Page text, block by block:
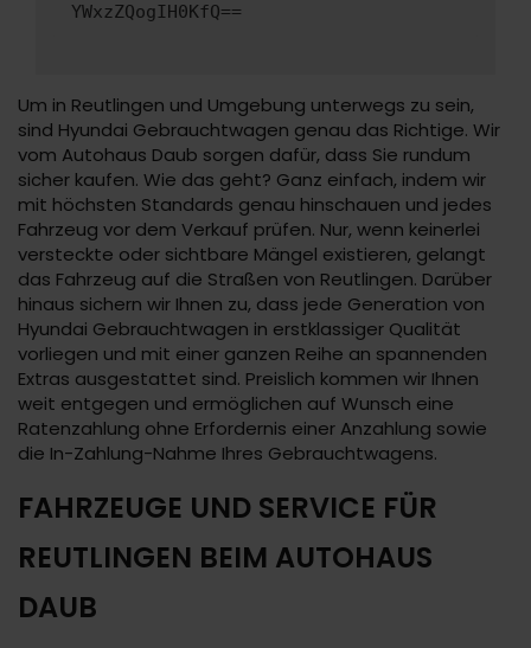
YWxzZQogIH0KfQ==
Um in Reutlingen und Umgebung unterwegs zu sein,
sind Hyundai Gebrauchtwagen genau das Richtige. Wir
vom Autohaus Daub sorgen dafür, dass Sie rundum
sicher kaufen. Wie das geht? Ganz einfach, indem wir
mit höchsten Standards genau hinschauen und jedes
Fahrzeug vor dem Verkauf prüfen. Nur, wenn keinerlei
versteckte oder sichtbare Mängel existieren, gelangt
das Fahrzeug auf die Straßen von Reutlingen. Darüber
hinaus sichern wir Ihnen zu, dass jede Generation von
Hyundai Gebrauchtwagen in erstklassiger Qualität
vorliegen und mit einer ganzen Reihe an spannenden
Extras ausgestattet sind. Preislich kommen wir Ihnen
weit entgegen und ermöglichen auf Wunsch eine
Ratenzahlung ohne Erfordernis einer Anzahlung sowie
die In-Zahlung-Nahme Ihres Gebrauchtwagens.
FAHRZEUGE UND SERVICE FÜR
REUTLINGEN BEIM AUTOHAUS
DAUB